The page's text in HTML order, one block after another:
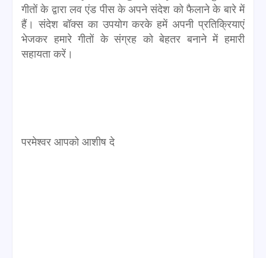
गीतों के द्वारा लव एंड पीस के अपने संदेश को फैलाने के बारे में
हैं। संदेश बॉक्स का उपयोग करके हमें अपनी प्रतिक्रियाएं
भेजकर हमारे गीतों के संग्रह को बेहतर बनाने में हमारी
सहायता करें।
परमेश्वर आपको आशीष दे